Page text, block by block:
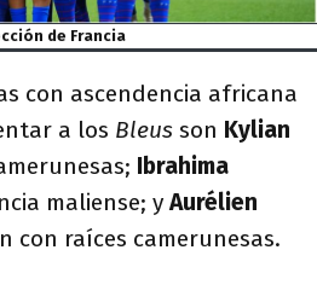
de Francia
con ascendencia africana
a los Bleus son Kylian
Ibrahima
maliense; yAurélien
con raíces camerunesas.